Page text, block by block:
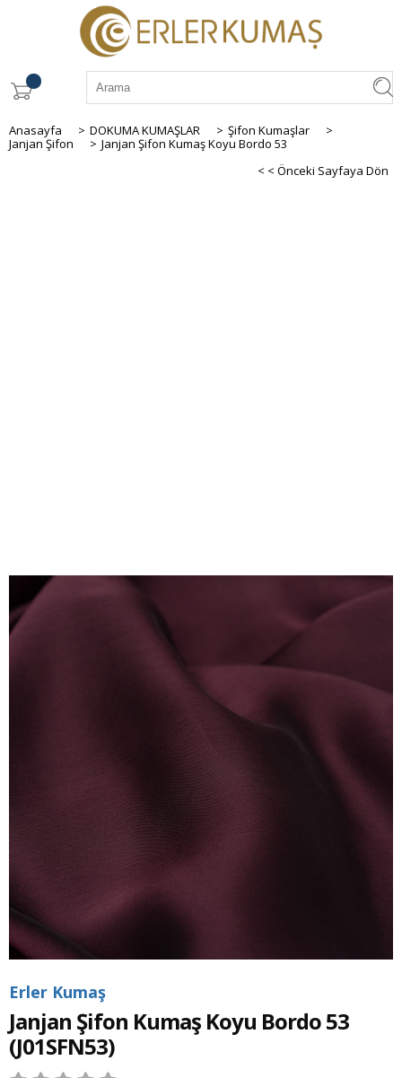
Anasayfa > DOKUMA KUMAŞLAR > Şifon Kumaşlar
>
Janjan Şifon
> Janjan Şifon Kumaş Koyu Bordo 53
< < Önceki Sayfaya Dön
Erler Kumaş
Janjan Şifon Kumaş Koyu Bordo 53
(J01SFN53)